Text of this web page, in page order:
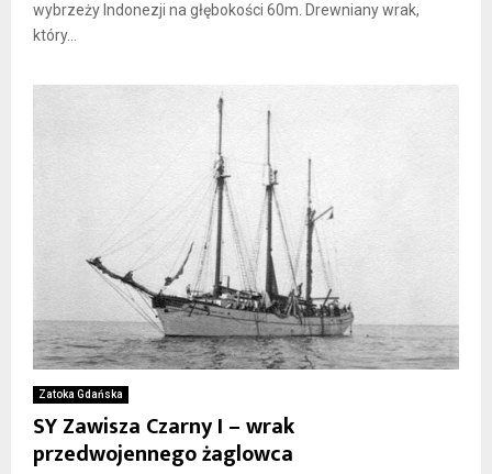
wybrzeży Indonezji na głębokości 60m. Drewniany wrak,
który...
Zatoka Gdańska
SY Zawisza Czarny I – wrak
przedwojennego żaglowca